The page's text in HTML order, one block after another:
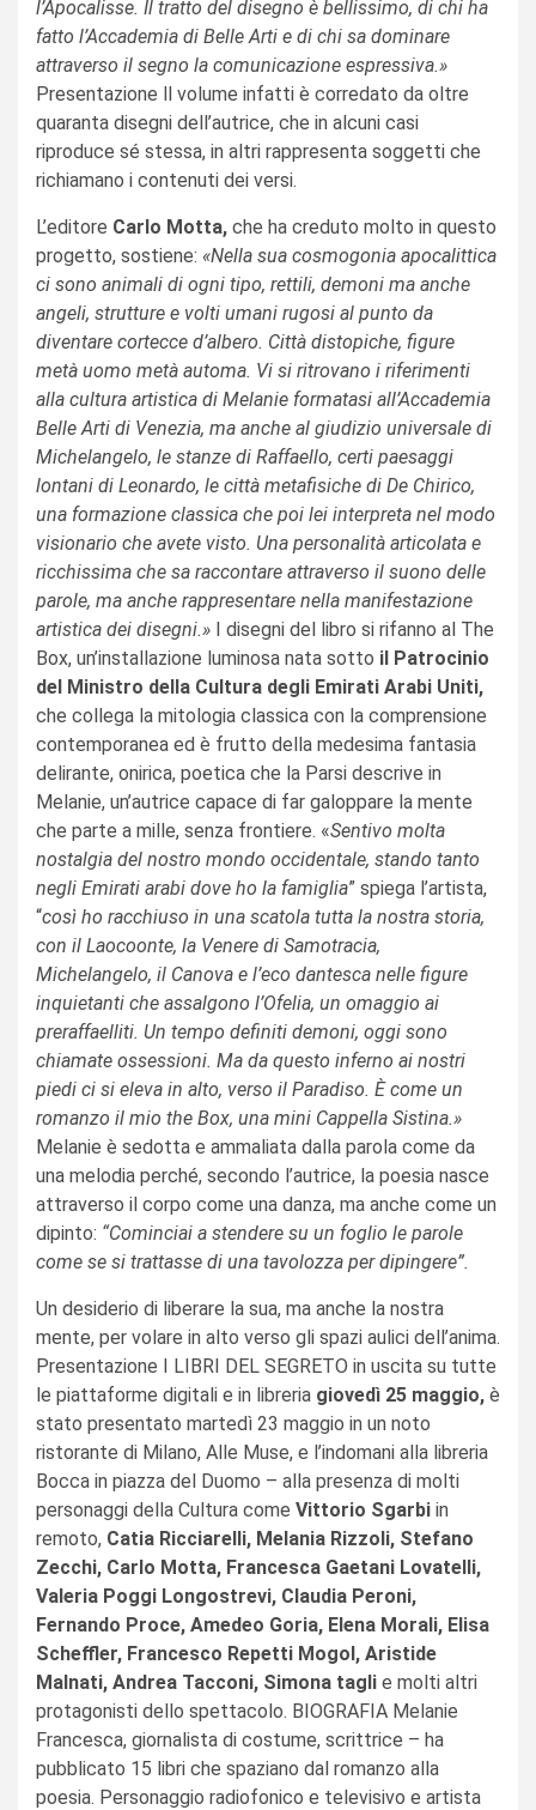
l’Apocalisse. Il tratto del disegno è bellissimo, di chi ha
fatto l’Accademia di Belle Arti e di chi sa dominare
attraverso il segno la comunicazione espressiva.»
Presentazione ll volume infatti è corredato da oltre
quaranta disegni dell’autrice, che in alcuni casi
riproduce sé stessa, in altri rappresenta soggetti che
richiamano i contenuti dei versi.
L’editore Carlo Motta, che ha creduto molto in questo
progetto, sostiene: «Nella sua cosmogonia apocalittica
ci sono animali di ogni tipo, rettili, demoni ma anche
angeli, strutture e volti umani rugosi al punto da
diventare cortecce d’albero. Città distopiche, figure
metà uomo metà automa. Vi si ritrovano i riferimenti
alla cultura artistica di Melanie formatasi all’Accademia
Belle Arti di Venezia, ma anche al giudizio universale di
Michelangelo, le stanze di Raffaello, certi paesaggi
lontani di Leonardo, le città metafisiche di De Chirico,
una formazione classica che poi lei interpreta nel modo
visionario che avete visto. Una personalità articolata e
ricchissima che sa raccontare attraverso il suono delle
parole, ma anche rappresentare nella manifestazione
artistica dei disegni.» I disegni del libro si rifanno al The
Box, un’installazione luminosa nata sotto il Patrocinio
del Ministro della Cultura degli Emirati Arabi Uniti,
che collega la mitologia classica con la comprensione
contemporanea ed è frutto della medesima fantasia
delirante, onirica, poetica che la Parsi descrive in
Melanie, un’autrice capace di far galoppare la mente
che parte a mille, senza frontiere. «Sentivo molta
nostalgia del nostro mondo occidentale, stando tanto
negli Emirati arabi dove ho la famiglia” spiega l’artista,
“così ho racchiuso in una scatola tutta la nostra storia,
con il Laocoonte, la Venere di Samotracia,
Michelangelo, il Canova e l’eco dantesca nelle figure
inquietanti che assalgono l’Ofelia, un omaggio ai
preraffaelliti. Un tempo definiti demoni, oggi sono
chiamate ossessioni. Ma da questo inferno ai nostri
piedi ci si eleva in alto, verso il Paradiso. È come un
romanzo il mio the Box, una mini Cappella Sistina.»
Melanie è sedotta e ammaliata dalla parola come da
una melodia perché, secondo l’autrice, la poesia nasce
attraverso il corpo come una danza, ma anche come un
dipinto: “Cominciai a stendere su un foglio le parole
come se si trattasse di una tavolozza per dipingere”.
Un desiderio di liberare la sua, ma anche la nostra
mente, per volare in alto verso gli spazi aulici dell’anima.
Presentazione I LIBRI DEL SEGRETO in uscita su tutte
le piattaforme digitali e in libreria giovedì 25 maggio, è
stato presentato martedì 23 maggio in un noto
ristorante di Milano, Alle Muse, e l’indomani alla libreria
Bocca in piazza del Duomo – alla presenza di molti
personaggi della Cultura come Vittorio Sgarbi in
remoto, Catia Ricciarelli, Melania Rizzoli, Stefano
Zecchi, Carlo Motta, Francesca Gaetani Lovatelli,
Valeria Poggi Longostrevi, Claudia Peroni,
Fernando Proce, Amedeo Goria, Elena Morali, Elisa
Scheffler, Francesco Repetti Mogol, Aristide
Malnati, Andrea Tacconi, Simona tagli e molti altri
protagonisti dello spettacolo. BIOGRAFIA Melanie
Francesca, giornalista di costume, scrittrice – ha
pubblicato 15 libri che spaziano dal romanzo alla
poesia. Personaggio radiofonico e televisivo e artista